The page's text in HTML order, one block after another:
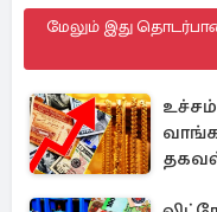
மேலும் இது